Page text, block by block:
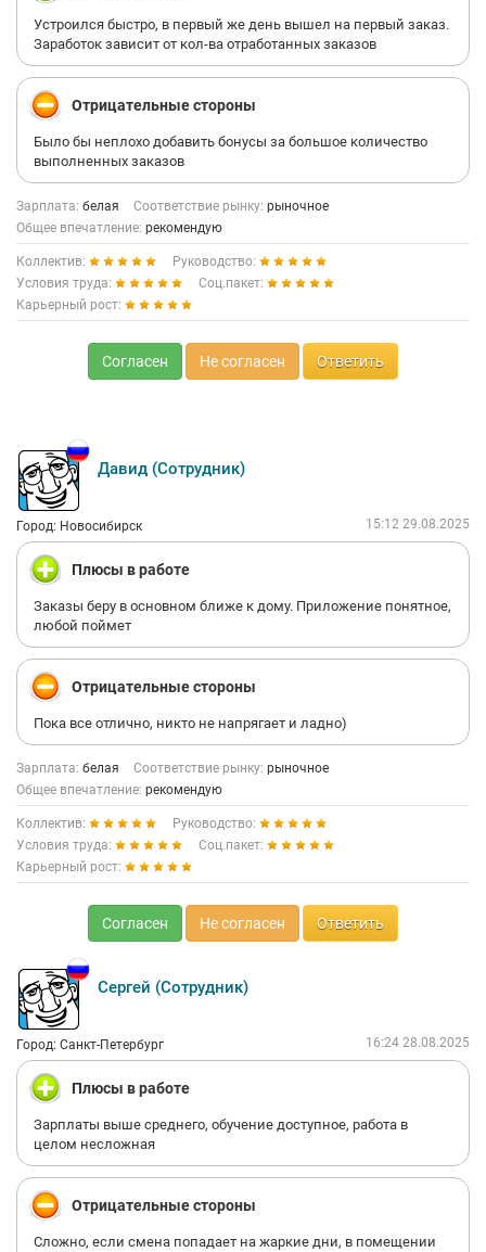
Устроился быстро, в первый же день вышел на первый заказ.
Заработок зависит от кол-ва отработанных заказов
Отрицательные стороны
Было бы неплохо добавить бонусы за большое количество
выполненных заказов
Зарплата: белая Соответствие рынку: рыночное
Общее впечатление: рекомендую
Коллектив:
Руководство:
Условия труда:
Соц.пакет:
Карьерный рост:
Согласен Не согласен Ответить
Давид (Сотрудник)
Город: Новосибирск 15:12 29.08.2025
Плюсы в работе
Заказы беру в основном ближе к дому. Приложение понятное,
любой поймет
Отрицательные стороны
Пока все отлично, никто не напрягает и ладно)
Зарплата: белая Соответствие рынку: рыночное
Общее впечатление: рекомендую
Коллектив:
Руководство:
Условия труда:
Соц.пакет:
Карьерный рост:
Согласен Не согласен Ответить
Сергей (Сотрудник)
Город: Санкт-Петербург 16:24 28.08.2025
Плюсы в работе
Зарплаты выше среднего, обучение доступное, работа в
целом несложная
Отрицательные стороны
Сложно, если смена попадает на жаркие дни, в помещении